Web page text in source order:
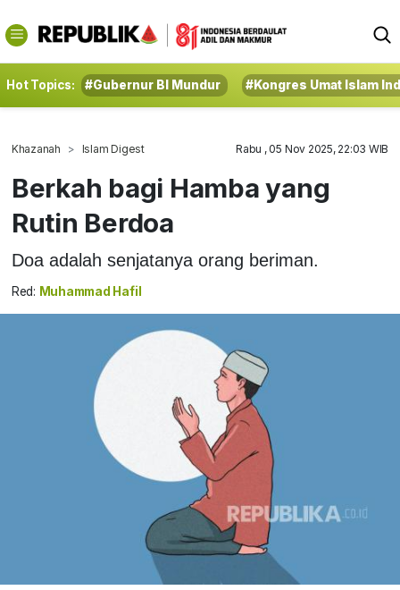
Hot Topics: #Gubernur BI Mundur #Kongres Umat Islam
Khazanah Islam Digest Rabu , 05 Nov 2025, 22:03 WIB
Berkah bagi Hamba yang
Rutin Berdoa
Doa adalah senjatanya orang beriman.
Red: Muhammad Hafil